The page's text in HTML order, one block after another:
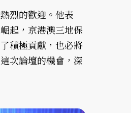
烈的歡迎。他表
起，京港澳三地保
積極貢獻，也必將
次論壇的機會，深